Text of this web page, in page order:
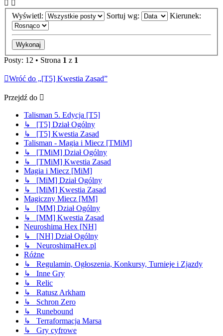
Wyświetl: Sortuj wg: Kierunek:
Posty: 12 • Strona 1 z 1
Wróć do „[T5] Kwestia Zasad”
Przejdź do
Talisman 5. Edycja [T5]
↳ [T5] Dział Ogólny
↳ [T5] Kwestia Zasad
Talisman - Magia i Miecz [TMiM]
↳ [TMiM] Dział Ogólny
↳ [TMiM] Kwestia Zasad
Magia i Miecz [MiM]
↳ [MiM] Dział Ogólny
↳ [MiM] Kwestia Zasad
Magiczny Miecz [MM]
↳ [MM] Dział Ogólny
↳ [MM] Kwestia Zasad
Neuroshima Hex [NH]
↳ [NH] Dział Ogólny
↳ NeuroshimaHex.pl
Różne
↳ Regulamin, Ogłoszenia, Konkursy, Turnieje i Zjazdy
↳ Inne Gry
↳ Relic
↳ Ratusz Arkham
↳ Schron Zero
↳ Runebound
↳ Terraformacja Marsa
↳ Gry cyfrowe